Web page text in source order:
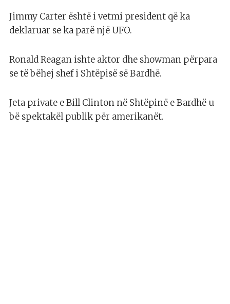
Jimmy Carter është i vetmi president që ka
deklaruar se ka parë një UFO.
Ronald Reagan ishte aktor dhe showman përpara
se të bëhej shef i Shtëpisë së Bardhë.
Jeta private e Bill Clinton në Shtëpinë e Bardhë u
bë spektakël publik për amerikanët.